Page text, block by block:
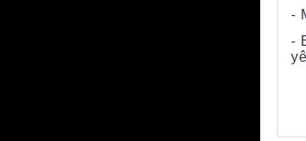
-
-